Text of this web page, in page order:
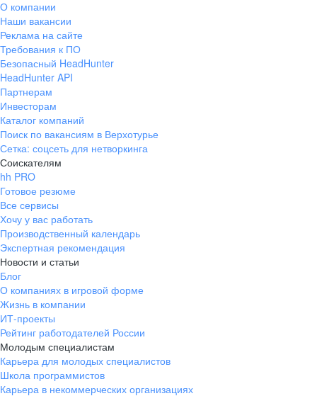
О компании
Наши вакансии
Реклама на сайте
Требования к ПО
Безопасный HeadHunter
HeadHunter API
Партнерам
Инвесторам
Каталог компаний
Поиск по вакансиям в Верхотурье
Сетка: соцсеть для нетворкинга
Соискателям
hh PRO
Готовое резюме
Все сервисы
Хочу у вас работать
Производственный календарь
Экспертная рекомендация
Новости и статьи
Блог
О компаниях в игровой форме
Жизнь в компании
ИТ-проекты
Рейтинг работодателей России
Молодым специалистам
Карьера для молодых специалистов
Школа программистов
Карьера в некоммерческих организациях